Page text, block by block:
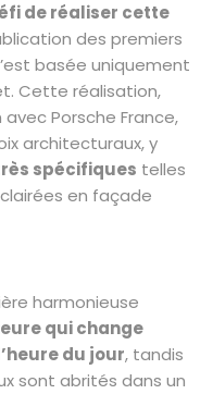
de réaliser cette
des premiers
basée uniquement
Cette réalisation,
Porsche France,
architecturaux, y
spécifiques telles
en façade
harmonieuse
qui change
du jour, tandis
sont abrités dans un